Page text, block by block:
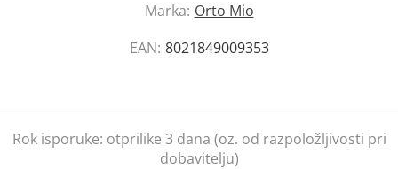
Marka: Orto Mio
EAN: 8021849009353
Rok isporuke: otprilike 3 dana (oz. od razpoložljivosti pri
dobavitelju)